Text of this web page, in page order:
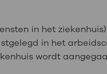
in het
in het
wordt